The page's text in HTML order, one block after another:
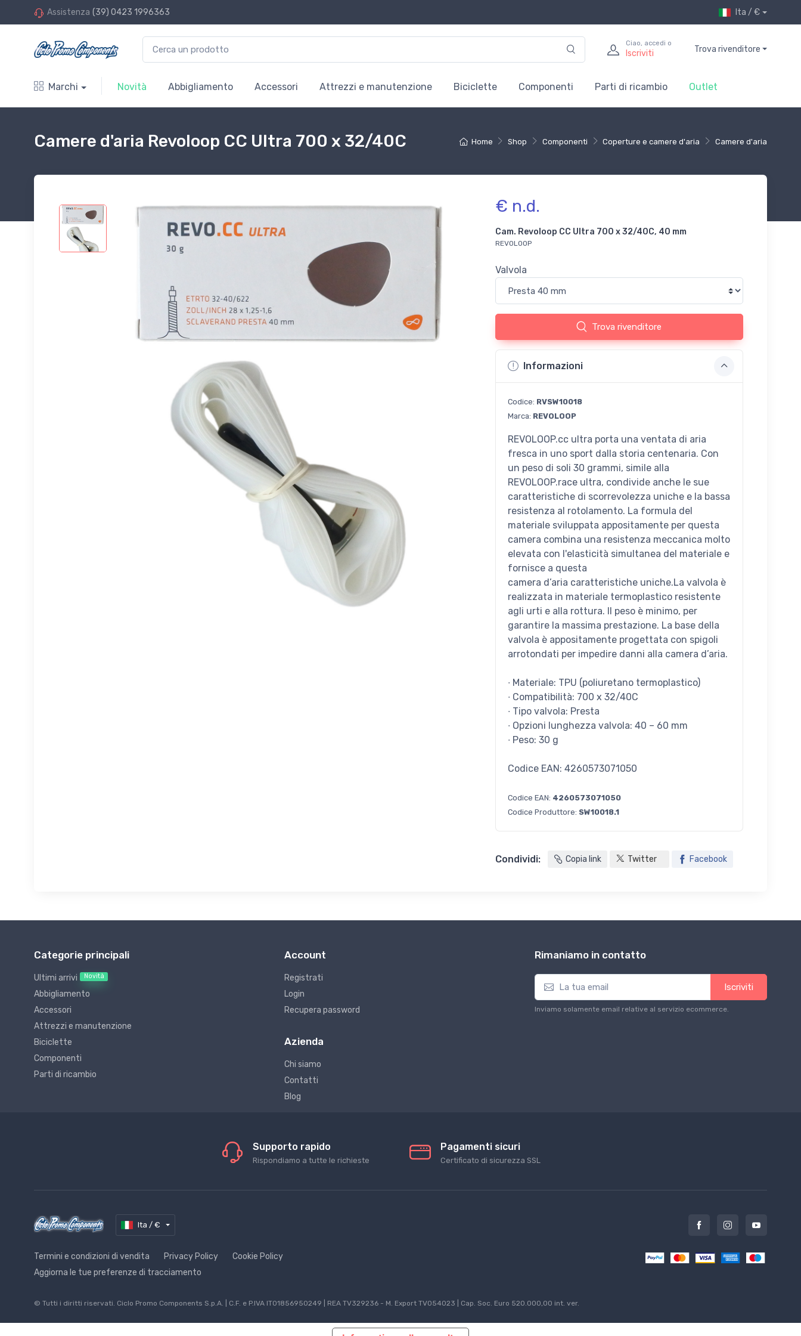
Assistenza (39) 0423 1996363 Ita / €
Ciao, accedi o
Iscriviti Trova rivenditore
Marchi Novità Abbigliamento Accessori Attrezzi e manutenzione Biciclette Componenti Parti di ricambio Outlet
Home Shop Componenti Coperture e camere d'aria Camere d'aria
Camere d'aria Revoloop CC Ultra 700 x 32/40C
€ n.d.
Cam. Revoloop CC Ultra 700 x 32/40C, 40 mm
REVOLOOP
Valvola
Trova rivenditore
Informazioni
Codice: RVSW10018
Marca: REVOLOOP
REVOLOOP.cc ultra porta una ventata di aria
fresca in uno sport dalla storia centenaria. Con
un peso di soli 30 grammi, simile alla
REVOLOOP.race ultra, condivide anche le sue
caratteristiche di scorrevolezza uniche e la bassa
resistenza al rotolamento. La formula del
materiale sviluppata appositamente per questa
camera combina una resistenza meccanica molto
elevata con l'elasticità simultanea del materiale e
fornisce a questa
camera d’aria caratteristiche uniche.La valvola è
realizzata in materiale termoplastico resistente
agli urti e alla rottura. Il peso è minimo, per
garantire la massima prestazione. La base della
valvola è appositamente progettata con spigoli
arrotondati per impedire danni alla camera d’aria.
∙ Materiale: TPU (poliuretano termoplastico)
∙ Compatibilità: 700 x 32/40C
∙ Tipo valvola: Presta
∙ Opzioni lunghezza valvola: 40 – 60 mm
∙ Peso: 30 g
Codice EAN: 4260573071050
Codice EAN: 4260573071050
Codice Produttore: SW10018.1
Condividi: Copia link Twitter Facebook
Categorie principali
Ultimi arrivi Novità
Abbigliamento
Accessori
Attrezzi e manutenzione
Biciclette
Componenti
Parti di ricambio
Account
Registrati
Login
Recupera password
Azienda
Chi siamo
Contatti
Blog
Rimaniamo in contatto
Iscriviti
Inviamo solamente email relative al servizio ecommerce.
Supporto rapido
Rispondiamo a tutte le richieste
Pagamenti sicuri
Certificato di sicurezza SSL
Ita / €
Termini e condizioni di vendita Privacy Policy
Cookie Policy
Aggiorna le tue preferenze di tracciamento
© Tutti i diritti riservati. Ciclo Promo Components S.p.A. | C.F. e P.IVA IT01856950249 | REA TV329236 - M. Export TV054023 | Cap. Soc. Euro 520.000,00 int. ver.